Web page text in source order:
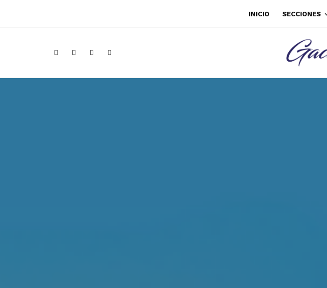
INICIO SECCIONES